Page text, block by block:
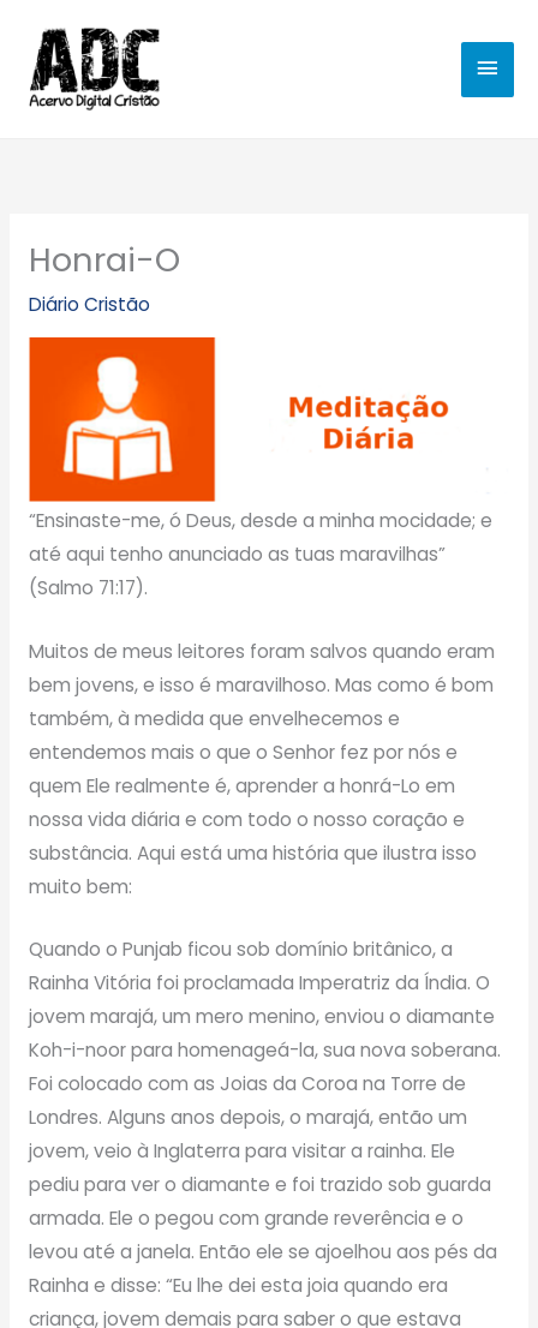
para
conteúdo
Honrai-O
Diário Cristão
“Ensinaste-me, ó Deus, desde a minha mocidade; e
até aqui tenho anunciado as tuas maravilhas”
(Salmo 71:17).
Muitos de meus leitores foram salvos quando eram
bem jovens, e isso é maravilhoso. Mas como é bom
também, à medida que envelhecemos e
entendemos mais o que o Senhor fez por nós e
quem Ele realmente é, aprender a honrá-Lo em
nossa vida diária e com todo o nosso coração e
substância. Aqui está uma história que ilustra isso
muito bem:
Quando o Punjab ficou sob domínio britânico, a
Rainha Vitória foi proclamada Imperatriz da Índia. O
jovem marajá, um mero menino, enviou o diamante
Koh-i-noor para homenageá-la, sua nova soberana.
Foi colocado com as Joias da Coroa na Torre de
Londres. Alguns anos depois, o marajá, então um
jovem, veio à Inglaterra para visitar a rainha. Ele
pediu para ver o diamante e foi trazido sob guarda
armada. Ele o pegou com grande reverência e o
levou até a janela. Então ele se ajoelhou aos pés da
Rainha e disse: “Eu lhe dei esta joia quando era
criança, jovem demais para saber o que estava